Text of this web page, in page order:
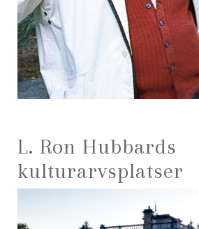
L. Ron Hubbards
kulturarvsplatser